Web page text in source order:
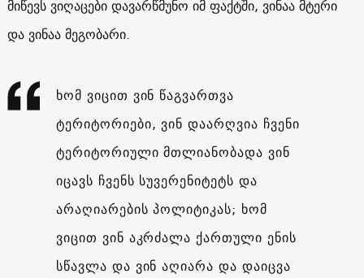
მიწევს ვიღაცები დავარწმუნო იმ ფაქტში, ვინაა მტერი
და ვინაა მეგობარი.
ხომ ვიცით ვინ წაგვართვა
ტერიტორიები, ვინ დაარღვია ჩვენი
ტერიტორიული მთლიანობადა ვინ
იცავს ჩვენს სუვერენიტეტს და
არაღიარების პოლიტიკას; ხომ
ვიცით ვინ აკრძალა ქართული ენის
სწავლა და ვინ აღიარა და დაიცვა